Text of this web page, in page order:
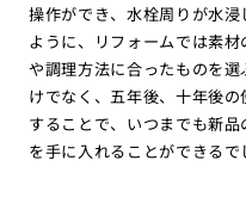
操作ができ、水栓周りが水
ように、リフォームでは素
や調理方法に合ったものを
けでなく、五年後、十年後
することで、いつまでも新
を手に入れることができるで